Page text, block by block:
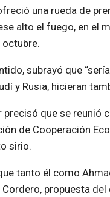
una rueda de
alto el fuego, en el
subrayó que
y Rusia, hicieran
precisó que se reunió
de Cooperación
sirio.
tanto él como
propuesta